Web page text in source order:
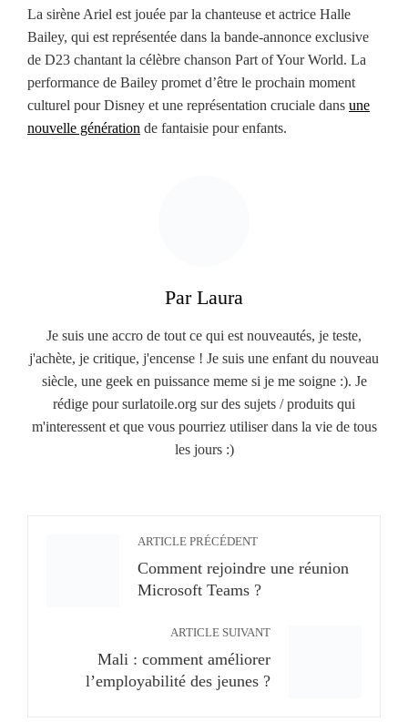
La sirène Ariel est jouée par la chanteuse et actrice Halle
Bailey, qui est représentée dans la bande-annonce exclusive
de D23 chantant la célèbre chanson Part of Your World. La
performance de Bailey promet d’être le prochain moment
culturel pour Disney et une représentation cruciale dans une
nouvelle génération de fantaisie pour enfants.
Par Laura
Je suis une accro de tout ce qui est nouveautés, je teste,
j'achète, je critique, j'encense ! Je suis une enfant du nouveau
siècle, une geek en puissance meme si je me soigne :). Je
rédige pour surlatoile.org sur des sujets / produits qui
m'interessent et que vous pourriez utiliser dans la vie de tous
les jours :)
ARTICLE PRÉCÉDENT
Comment rejoindre une réunion
Microsoft Teams ?
ARTICLE SUIVANT
Mali : comment améliorer
l’employabilité des jeunes ?